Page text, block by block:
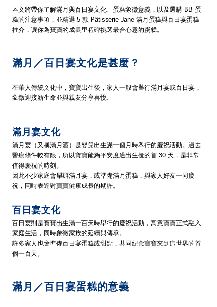
本文將帶你了解滿月與百日宴文化、蛋糕象徵意義，以及選購 BB 蛋
糕的注意事項，並精選 5 款 Pâtisserie Jane 滿月蛋糕與百日宴蛋糕
推介，讓你為寶寶的成長里程碑挑選最合心意的蛋糕。
滿月／百日宴文化是甚麼？
在華人傳統文化中，寶寶出生後，家人一般會舉行滿月宴或百日宴，
象徵迎接新生命並與親友分享喜悅。
滿月宴文化
滿月宴（又稱滿月酒）是嬰兒出生滿一個月時舉行的慶祝活動。過去
醫療條件較有限，所以寶寶能夠平安度過出生後的首 30 天，是非常
值得慶祝的時刻。
因此不少家庭會舉辦滿月宴，或準備滿月蛋糕，與家人好友一同慶
祝，同時表達對寶寶健康成長的期許。
百日宴文化
百日宴則是寶寶出生滿一百天時舉行的慶祝活動，寓意寶寶正式融入
家庭生活，同時象徵家族的延續與傳承。
許多家人也會準備百日宴蛋糕或甜點，共同紀念寶寶來到這世界的首
個一百天。
滿月／百日宴蛋糕的意義